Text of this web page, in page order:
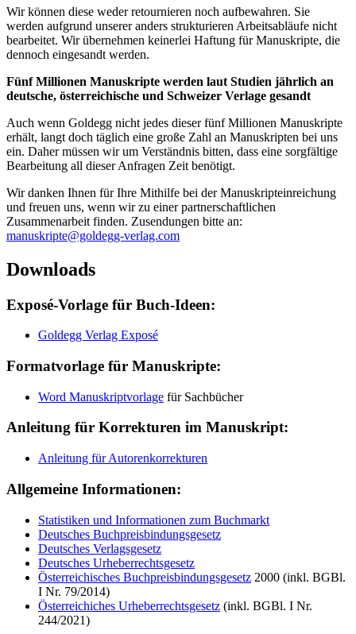
Wir können diese weder retournieren noch aufbewahren. Sie
werden aufgrund unserer anders strukturieren Arbeitsabläufe nicht
bearbeitet. Wir übernehmen keinerlei Haftung für Manuskripte, die
dennoch eingesandt werden.
Fünf Millionen Manuskripte werden laut Studien jährlich an
deutsche, österreichische und Schweizer Verlage gesandt
Auch wenn Goldegg nicht jedes dieser fünf Millionen Manuskripte
erhält, langt doch täglich eine große Zahl an Manuskripten bei uns
ein. Daher müssen wir um Verständnis bitten, dass eine sorgfältige
Bearbeitung all dieser Anfragen Zeit benötigt.
Wir danken Ihnen für Ihre Mithilfe bei der Manuskripteinreichung
und freuen uns, wenn wir zu einer partnerschaftlichen
Zusammenarbeit finden. Zusendungen bitte an:
manuskripte@goldegg-verlag.com
Downloads
Exposé-Vorlage für Buch-Ideen:
Goldegg Verlag Exposé
Formatvorlage für Manuskripte:
Word Manuskriptvorlage für Sachbücher
Anleitung für Korrekturen im Manuskript:
Anleitung für Autorenkorrekturen
Allgemeine Informationen:
Statistiken und Informationen zum Buchmarkt
Deutsches Buchpreisbindungsgesetz
Deutsches Verlagsgesetz
Deutsches Urheberrechtsgesetz
Österreichisches Buchpreisbindungsgesetz 2000 (inkl. BGBl.
I Nr. 79/2014)
Österreichiches Urheberrechtsgesetz (inkl. BGBl. I Nr.
244/2021)